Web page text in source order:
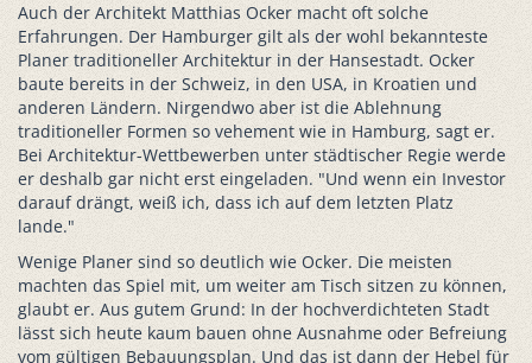
Auch der Architekt Matthias Ocker macht oft solche
Erfahrungen. Der Hamburger gilt als der wohl bekannteste
Planer traditioneller Architektur in der Hansestadt. Ocker
baute bereits in der Schweiz, in den USA, in Kroatien und
anderen Ländern. Nirgendwo aber ist die Ablehnung
traditioneller Formen so vehement wie in Hamburg, sagt er.
Bei Architektur-Wettbewerben unter städtischer Regie werde
er deshalb gar nicht erst eingeladen. "Und wenn ein Investor
darauf drängt, weiß ich, dass ich auf dem letzten Platz
lande."
Wenige Planer sind so deutlich wie Ocker. Die meisten
machten das Spiel mit, um weiter am Tisch sitzen zu können,
glaubt er. Aus gutem Grund: In der hochverdichteten Stadt
lässt sich heute kaum bauen ohne Ausnahme oder Befreiung
vom gültigen Bebauungsplan. Und das ist dann der Hebel für